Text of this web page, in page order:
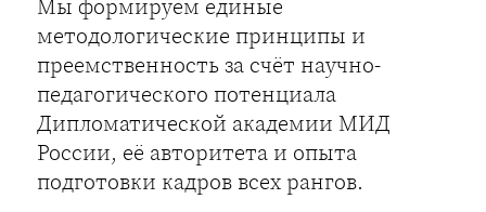
Мы формируем единые
методологические принципы и
преемственность за счёт научно-
педагогического потенциала
Дипломатической академии МИД
России, её авторитета и опыта
подготовки кадров всех рангов.